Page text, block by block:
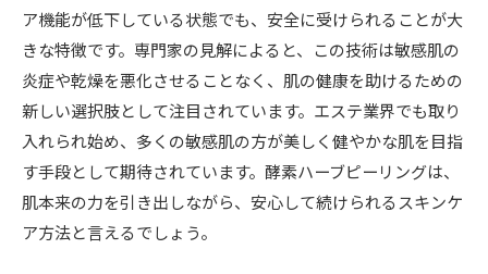
ア機能が低下している状態でも、安全に受けられることが大
きな特徴です。専門家の見解によると、この技術は敏感肌の
炎症や乾燥を悪化させることなく、肌の健康を助けるための
新しい選択肢として注目されています。エステ業界でも取り
入れられ始め、多くの敏感肌の方が美しく健やかな肌を目指
す手段として期待されています。酵素ハーブピーリングは、
肌本来の力を引き出しながら、安心して続けられるスキンケ
ア方法と言えるでしょう。